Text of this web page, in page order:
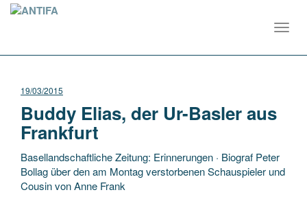
19/03/2015
Buddy Elias, der Ur-Basler aus
Frankfurt
Basellandschaftliche Zeitung: Erinnerungen · Biograf Peter
Bollag über den am Montag verstorbenen Schauspieler und
Cousin von Anne Frank